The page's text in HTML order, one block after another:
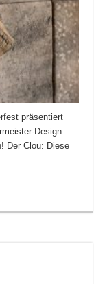
präsentiert
Design.
Der Clou: Diese